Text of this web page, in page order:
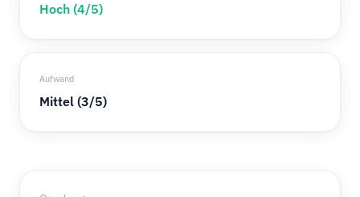
Hoch (4/5)
Aufwand
Mittel (3/5)